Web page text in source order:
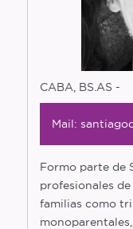
Glosario
Entrevistas
Polymapa
Openguia
Podcast
CABA, BS.AS -
Mail:
Formo parte de
profesionales
familias como